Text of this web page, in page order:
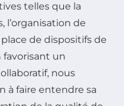
telles que la
l’organisation de
de dispositifs de
favorisant un
nous
à faire entendre sa